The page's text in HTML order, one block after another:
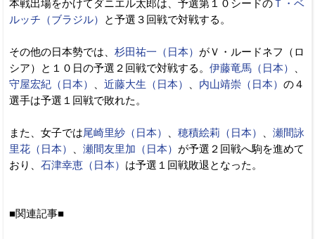
本戦出場をかけてダニエル太郎は、予選第１０シードの Ｔ・ベ
ルッチ（ブラジル）
と予選３回戦で対戦する。
その他の日本勢では、 杉田祐一（日本） がＶ・ルードネフ（ロ
シア）と１０日の予選２回戦で対戦する。 伊藤竜馬（日本）
守屋宏紀（日本）
近藤大生（日本） 内山靖崇（日本） の４
選手は予選１回戦で敗れた。
また、女子では尾崎里紗（日本） 穂積絵莉（日本）
瀬間詠
里花（日本）
瀬間友里加（日本） が予選２回戦へ駒を進めて
おり、 石津幸恵（日本） は予選１回戦敗退となった。
■関連記事■